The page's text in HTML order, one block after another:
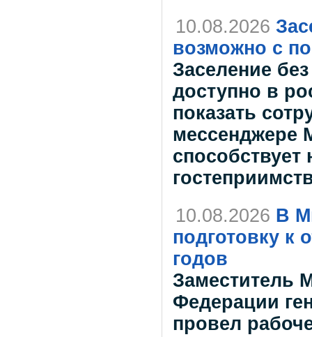
10.08.2026
возможно с
Заселение
доступно в
показать
мессенджере
10.08.2026 В
подготовку к
годов
Заместитель
Федерации
провел